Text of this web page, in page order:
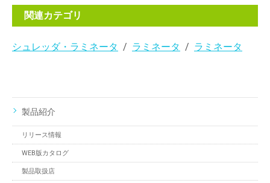
関連カテゴリ
シュレッダ・ラミネータ ラミネータ ラミネータ
製品紹介
リリース情報
WEB版カタログ
製品取扱店